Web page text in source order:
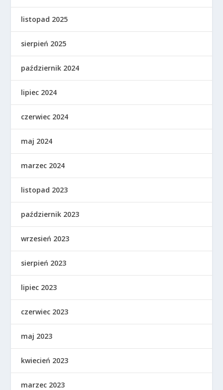
listopad 2025
sierpień 2025
październik 2024
lipiec 2024
czerwiec 2024
maj 2024
marzec 2024
listopad 2023
październik 2023
wrzesień 2023
sierpień 2023
lipiec 2023
czerwiec 2023
maj 2023
kwiecień 2023
marzec 2023